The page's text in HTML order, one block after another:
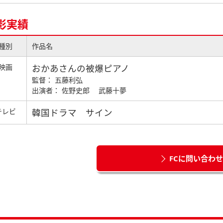
実績
別 作品名
画 おかあさんの被爆ピアノ
監督： 五藤利弘
出演者： 佐野史郎 武藤十夢
レビ 韓国ドラマ サイン
FCに問い合わ